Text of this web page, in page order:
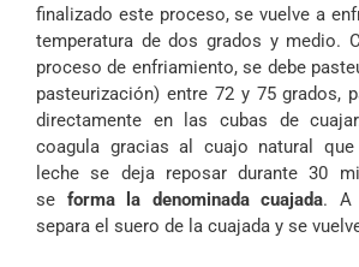
finalizado este proceso, se vuelve a
temperatura de dos grados y medio.
proceso de enfriamiento, se debe
pasteurización) entre 72 y 75 grados,
directamente en las cubas de
coagula gracias al cuajo natural
leche se deja reposar durante 30
se forma la denominada cuajada. A
separa el suero de la cuajada y se